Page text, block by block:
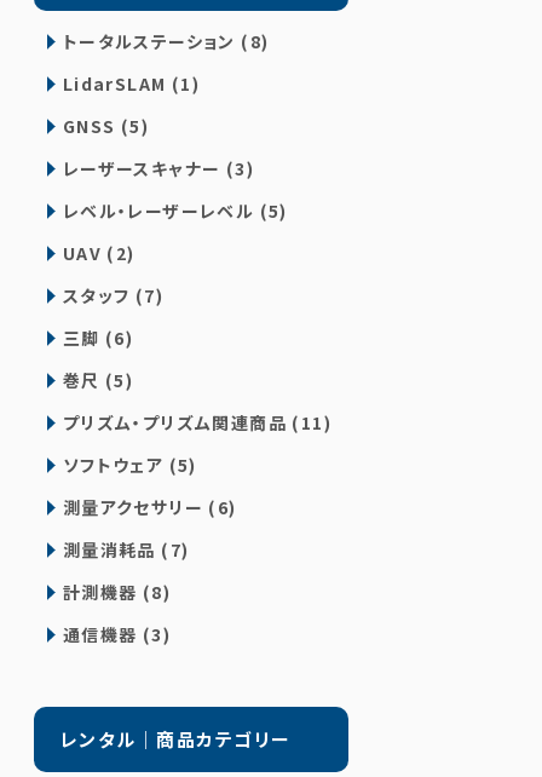
トータルステーション (8)
LidarSLAM (1)
GNSS (5)
レーザースキャナー (3)
レベル・レーザーレベル (5)
UAV (2)
スタッフ (7)
三脚 (6)
巻尺 (5)
プリズム・プリズム関連商品 (11)
ソフトウェア (5)
測量アクセサリー (6)
測量消耗品 (7)
計測機器 (8)
通信機器 (3)
レンタル｜商品カテゴリー